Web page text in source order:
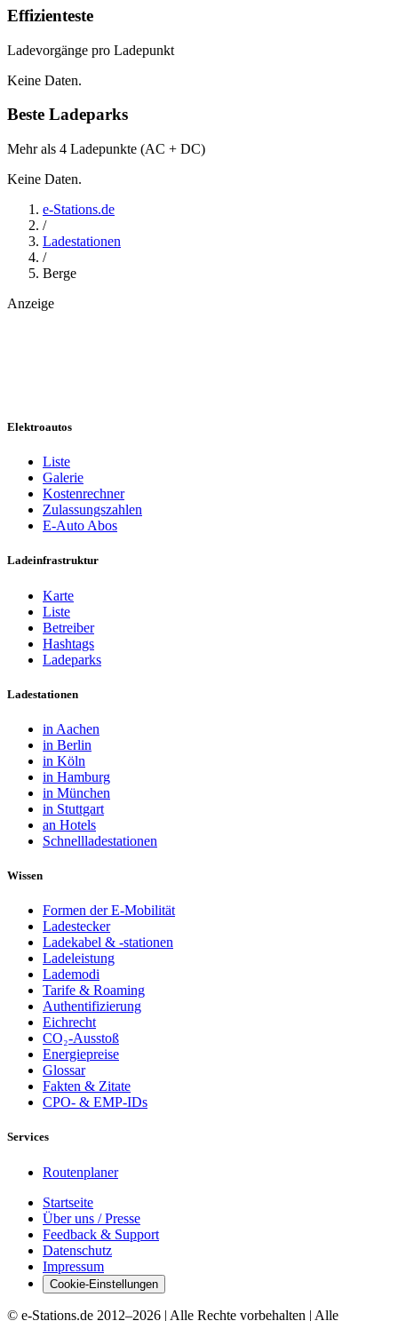
Effizienteste
Ladevorgänge pro Ladepunkt
Keine Daten.
Beste Ladeparks
Mehr als 4 Ladepunkte (AC + DC)
Keine Daten.
e-Stations.de
/
Ladestationen
/
Berge
Anzeige
Elektroautos
Liste
Galerie
Kostenrechner
Zulassungszahlen
E-Auto Abos
Ladeinfrastruktur
Karte
Liste
Betreiber
Hashtags
Ladeparks
Ladestationen
in Aachen
in Berlin
in Köln
in Hamburg
in München
in Stuttgart
an Hotels
Schnellladestationen
Wissen
Formen der E-Mobilität
Ladestecker
Ladekabel & -stationen
Ladeleistung
Lademodi
Tarife & Roaming
Authentifizierung
Eichrecht
CO₂-Ausstoß
Energiepreise
Glossar
Fakten & Zitate
CPO- & EMP-IDs
Services
Routenplaner
Startseite
Über uns / Presse
Feedback & Support
Datenschutz
Impressum
Cookie-Einstellungen
© e-Stations.de 2012–2026 | Alle Rechte vorbehalten | Alle